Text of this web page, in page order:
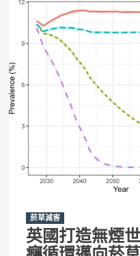
菸草減害
英國打造無煙